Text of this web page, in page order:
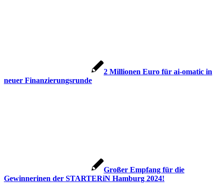
2 Millionen Euro für ai-omatic in
neuer Finanzierungsrunde
Großer Empfang für die
Gewinnerinen der STARTERiN Hamburg 2024!